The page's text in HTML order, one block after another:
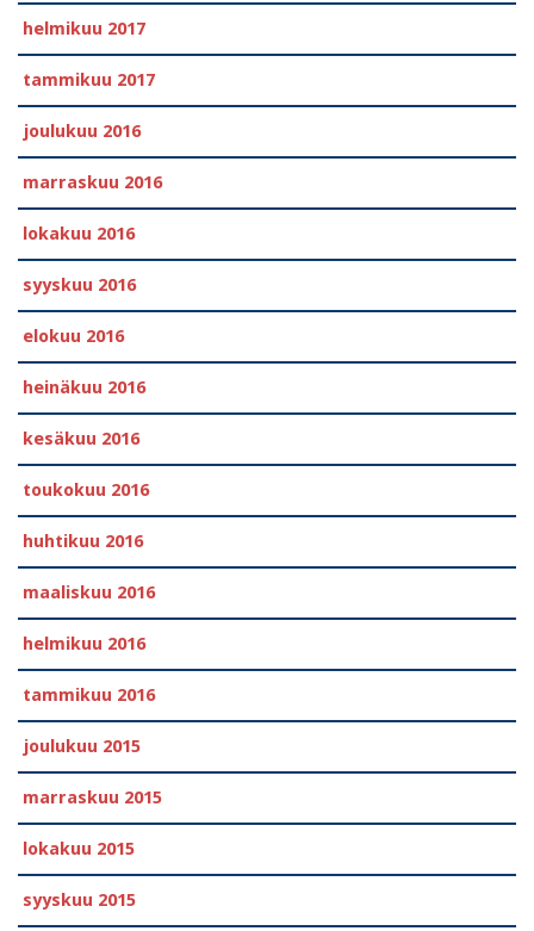
helmikuu 2017
tammikuu 2017
joulukuu 2016
marraskuu 2016
lokakuu 2016
syyskuu 2016
elokuu 2016
heinäkuu 2016
kesäkuu 2016
toukokuu 2016
huhtikuu 2016
maaliskuu 2016
helmikuu 2016
tammikuu 2016
joulukuu 2015
marraskuu 2015
lokakuu 2015
syyskuu 2015